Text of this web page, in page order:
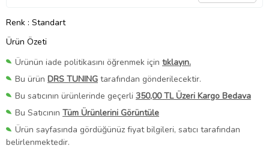
Renk : Standart
Ürün Özeti
Ürünün iade politikasını öğrenmek için tıklayın.
Bu ürün DRS TUNING tarafından gönderilecektir.
Bu satıcının ürünlerinde geçerli 350,00 TL Üzeri Kargo Bedava
Bu Satıcının Tüm Ürünlerini Görüntüle
Ürün sayfasında gördüğünüz fiyat bilgileri, satıcı tarafından
belirlenmektedir.